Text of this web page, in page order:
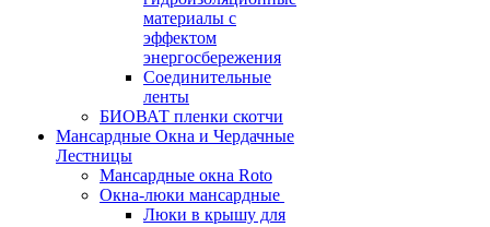
материалы с
эффектом
энергосбережения
Соединительные
ленты
БИОВАТ пленки скотчи
Мансардные Окна и Чердачные
Лестницы
Мансардные окна Roto
Окна-люки мансардные
Люки в крышу для